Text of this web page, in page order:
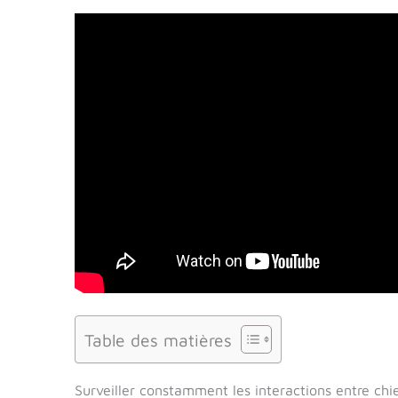
Table des matières
Surveiller constamment les interactions entre